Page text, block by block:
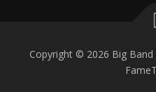
Copyright © 2026 Big Band